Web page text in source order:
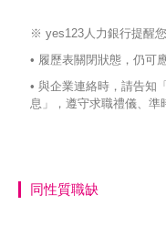
※ yes123人力銀行提醒您
• 履歷表關閉狀態，仍可
• 與企業連絡時，請告知
息」，遵守求職禮儀、準
同性質職缺